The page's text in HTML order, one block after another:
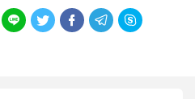
    